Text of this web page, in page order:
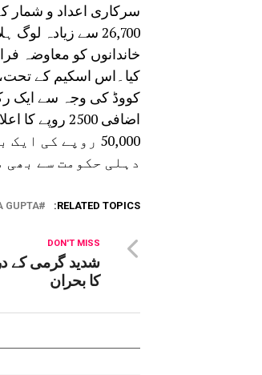
سرکاری اعداد و شمار
کووڈ کی وجہ سے ایک رکن
50,000 روپے
دہلی حکومت سے بھی
RELATED TOPICS:
GUPTA
DON'T MISS
شدید گرمی کے
کا بحران